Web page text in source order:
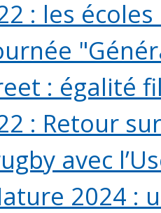
: les
: égalité
: Retour
avec
2024 :